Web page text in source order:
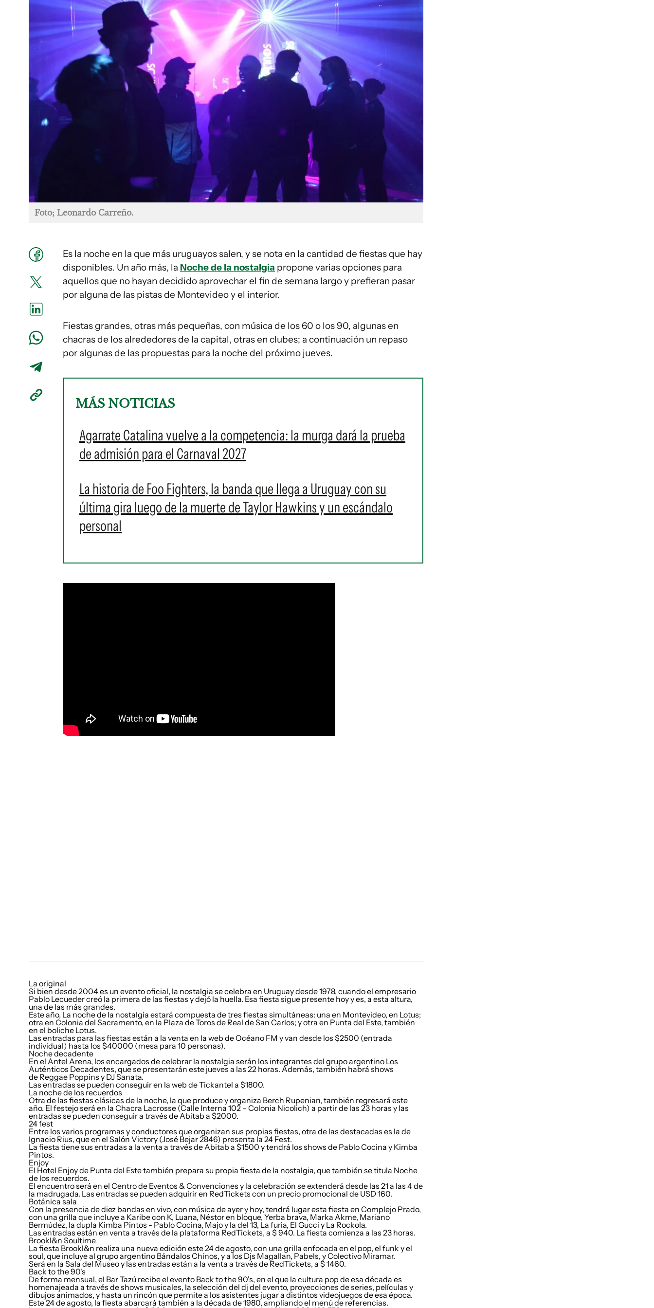
Foto; Leonardo Carreño.
Es la noche en la que más uruguayos salen, y se nota en la cantidad de fiestas que hay
disponibles. Un año más, la Noche de la nostalgia propone varias opciones para
aquellos que no hayan decidido aprovechar el fin de semana largo y prefieran pasar
por alguna de las pistas de Montevideo y el interior.
Fiestas grandes, otras más pequeñas, con música de los 60 o los 90, algunas en
chacras de los alrededores de la capital, otras en clubes; a continuación un repaso
por algunas de las propuestas para la noche del próximo jueves.
MÁS NOTICIAS
Agarrate Catalina vuelve a la competencia: la murga dará la prueba
de admisión para el Carnaval 2027
La historia de Foo Fighters, la banda que llega a Uruguay con su
última gira luego de la muerte de Taylor Hawkins y un escándalo
personal
La original
Si bien desde 2004 es un evento oficial, la nostalgia se celebra en Uruguay desde 1978, cuando el empresario
Pablo Lecueder creó la primera de las fiestas y dejó la huella. Esa fiesta sigue presente hoy y es, a esta altura,
una de las más grandes.
Este año, La noche de la nostalgia estará compuesta de tres fiestas simultáneas: una en Montevideo, en Lotus;
otra en Colonia del Sacramento, en la Plaza de Toros de Real de San Carlos; y otra en Punta del Este, también
en el boliche Lotus.
Las entradas para las fiestas están a la venta en la web de Océano FM y van desde los $2500 (entrada
individual) hasta los $40000 (mesa para 10 personas).
Noche decadente
En el Antel Arena, los encargados de celebrar la nostalgia serán los integrantes del grupo argentino Los
Auténticos Decadentes, que se presentarán este jueves a las 22 horas. Además, también habrá shows
de Reggae Poppins y DJ Sanata.
Las entradas se pueden conseguir en la web de Tickantel a $1800.
La noche de los recuerdos
Otra de las fiestas clásicas de la noche, la que produce y organiza Berch Rupenian, también regresará este
año. El festejo será en la Chacra Lacrosse (Calle Interna 102 – Colonia Nicolich) a partir de las 23 horas y las
entradas se pueden conseguir a través de Abitab a $2000.
24 fest
Entre los varios programas y conductores que organizan sus propias fiestas, otra de las destacadas es la de
Ignacio Rius, que en el Salón Victory (José Bejar 2846) presenta la 24 Fest.
La fiesta tiene sus entradas a la venta a través de Abitab a $1500 y tendrá los shows de Pablo Cocina y Kimba
Pintos.
Enjoy
El Hotel Enjoy de Punta del Este también prepara su propia fiesta de la nostalgia, que también se titula Noche
de los recuerdos.
El encuentro será en el Centro de Eventos & Convenciones y la celebración se extenderá desde las 21 a las 4 de
la madrugada. Las entradas se pueden adquirir en RedTickets con un precio promocional de USD 160.
Botánica sala
Con la presencia de diez bandas en vivo, con música de ayer y hoy, tendrá lugar esta fiesta en Complejo Prado,
con una grilla que incluye a Karibe con K, Luana, Néstor en bloque, Yerba brava, Marka Akme, Mariano
Bermúdez, la dupla Kimba Pintos - Pablo Cocina, Majo y la del 13, La furia, El Gucci y La Rockola.
Las entradas están en venta a través de la plataforma RedTickets, a $ 940. La fiesta comienza a las 23 horas.
Brookl&n Soultime
La fiesta Brookl&n realiza una nueva edición este 24 de agosto, con una grilla enfocada en el pop, el funk y el
soul, que incluye al grupo argentino Bándalos Chinos, y a los Djs Magallan, Pabels, y Colectivo Miramar.
Será en la Sala del Museoy las entradas están a la venta a través deRedTickets, a $ 1460.
Back to the 90's
De forma mensual, el Bar Tazú recibe el evento Back to the 90's, en el que la cultura pop de esa década es
homenajeada a través de shows musicales, la selección del dj del evento, proyecciones de series, películas y
dibujos animados, y hasta un rincón que permite a los asistentes jugar a distintos videojuegos de esa época.
Este 24 de agosto, la fiesta abarcará también a la década de 1980, ampliando el menú de referencias.